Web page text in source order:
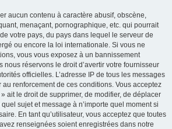
aucun contenu à caractère abusif, obscène,
menaçant, pornographique, etc. qui pourrait
votre pays, du pays dans lequel le serveur de
ou encore la loi internationale. Si vous ne
vous vous exposez à un bannissement
nous réservons le droit d’avertir votre fournisseur
officielles. L’adresse IP de tous les messages
au renforcement de ces conditions. Vous acceptez
ait le droit de supprimer, de modifier, de déplacer
sujet et message à n’importe quel moment si
En tant qu’utilisateur, vous acceptez que toutes
renseignées soient enregistrées dans notre